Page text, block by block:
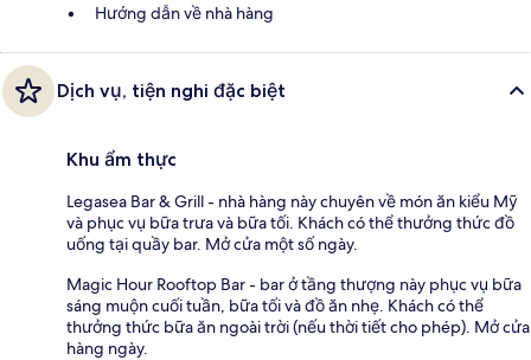
Hướng dẫn về nhà hàng
Dịch vụ, tiện nghi đặc biệt
Khu ẩm thực
Legasea Bar & Grill - nhà hàng này chuyên về món ăn kiểu Mỹ
và phục vụ bữa trưa và bữa tối. Khách có thể thưởng thức đồ
uống tại quầy bar. Mở cửa một số ngày.
Magic Hour Rooftop Bar - bar ở tầng thượng này phục vụ bữa
sáng muộn cuối tuần, bữa tối và đồ ăn nhẹ. Khách có thể
thưởng thức bữa ăn ngoài trời (nếu thời tiết cho phép). Mở cửa
hàng ngày.